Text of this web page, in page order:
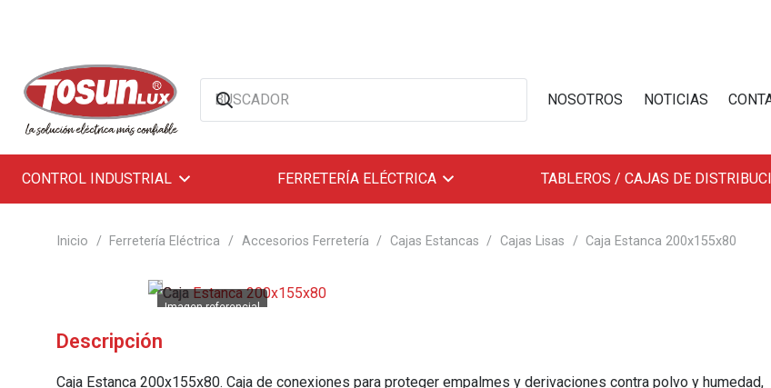
NOSOTROS NOTICIAS
CONTROL INDUSTRIAL FERRETERÍA ELÉCTRICA TABLEROS / CAJAS DE
Inicio / Ferretería Eléctrica / Accesorios Ferretería / Cajas Estancas / Cajas Lisas / Caja Estanca 200x155x80
Descripción
Caja Estanca 200x155x80. Caja de conexiones para proteger empalmes y derivaciones contra polvo y humedad,